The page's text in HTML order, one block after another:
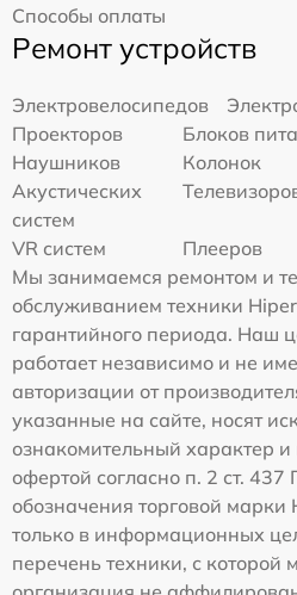
Способы оплаты
Ремонт устройств
Электровелосипедов
Проекторов
Блоков
Наушников
Колонок
Акустических
систем
VR систем
Плееров
Мы занимаемся ремонтом и
обслуживанием техники
гарантийного периода. Наш
работает независимо и не
авторизации от
указанные на сайте, носят
ознакомительный характер
офертой согласно п. 2 ст.
обозначения торговой
только в информационных
перечень техники, с